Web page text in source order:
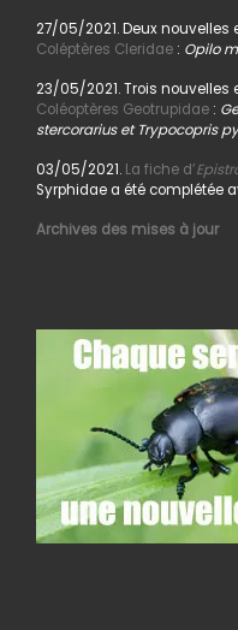
27/05/2021. Deux nouvelles
Coléptères Cleridae: Opilo
23/05/2021. Trois nouvelles
Coléoptères Geotrupidae:
stercorarius et Trypocopris
03/05/2021. La fiche d’
Syrphidae a été complétée
Archives des mises à jour